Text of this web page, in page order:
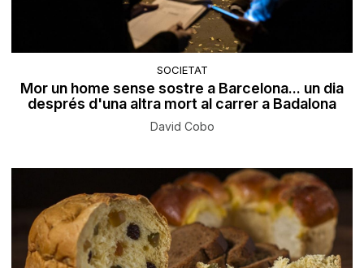
SOCIETAT
Mor un home sense sostre a Barcelona... un dia
després d'una altra mort al carrer a Badalona
David Cobo